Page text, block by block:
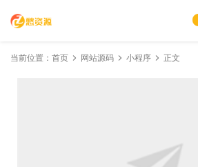
当前位置： 首页 网站源码 小程序 正文